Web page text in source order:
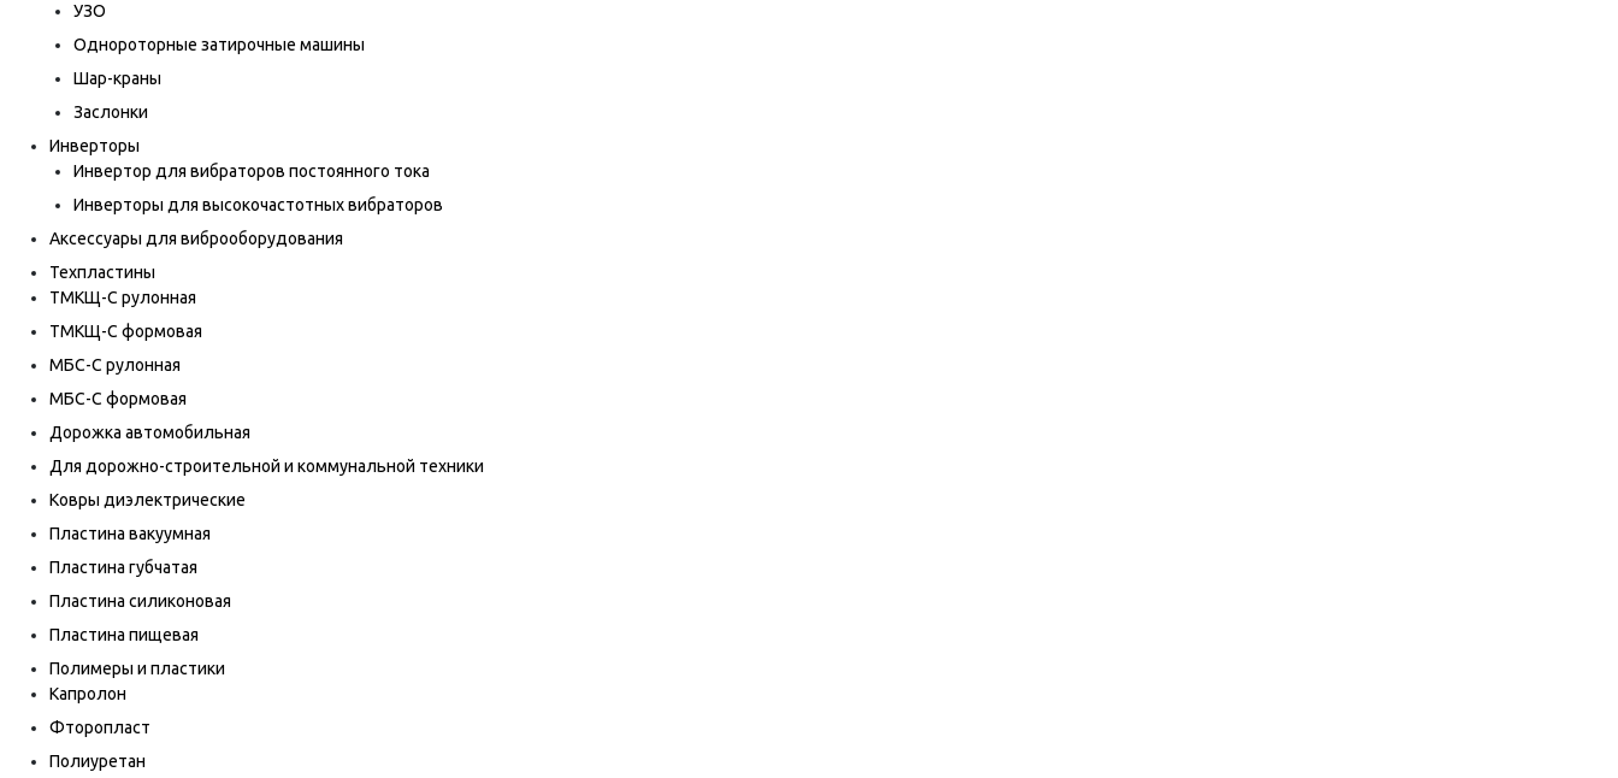
УЗО
Однороторные затирочные машины
Шар-краны
Заслонки
Инверторы
Инвертор для вибраторов постоянного тока
Инверторы для высокочастотных вибраторов
Аксессуары для виброоборудования
Техпластины
ТМКЩ-С рулонная
ТМКЩ-С формовая
МБС-С рулонная
МБС-С формовая
Дорожка автомобильная
Для дорожно-строительной и коммунальной техники
Ковры диэлектрические
Пластина вакуумная
Пластина губчатая
Пластина силиконовая
Пластина пищевая
Полимеры и пластики
Капролон
Фторопласт
Полиуретан